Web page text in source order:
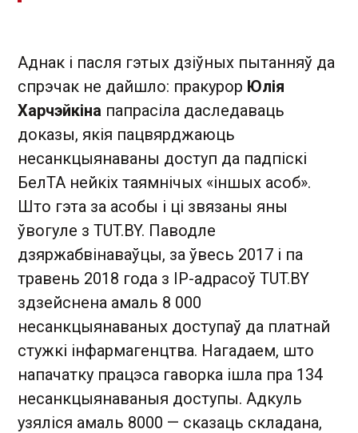
Аднак і пасля гэтых дзіўных пытанняў да
спрэчак не дайшло: пракурор Юлія
Харчэйкіна папрасіла даследаваць
доказы, якія пацвярджаюць
несанкцыянаваны доступ да падпіскі
БелТА нейкіх таямнічых «іншых асоб».
Што гэта за асобы і ці звязаны яны
ўвогуле з TUT.BY. Паводле
дзяржабвінаваўцы, за ўвесь 2017 і па
травень 2018 года з ІР-адрасоў TUT.BY
здзейснена амаль 8 000
несанкцыянаваных доступаў да платнай
стужкі інфармагенцтва. Нагадаем, што
напачатку працэса гаворка ішла пра 134
несанкцыянаваныя доступы. Адкуль
узяліся амаль 8000 — сказаць складана,